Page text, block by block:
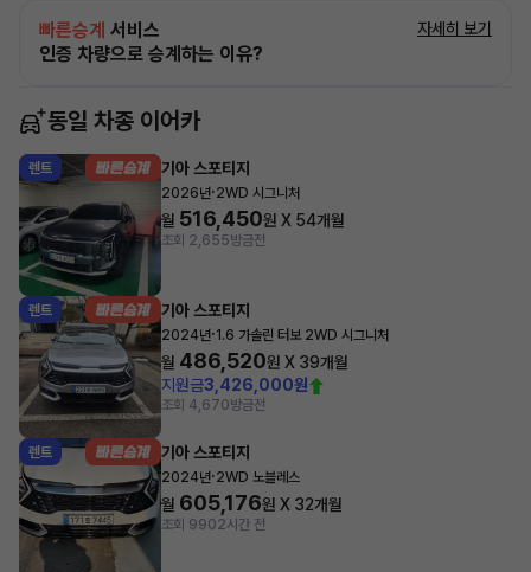
빠른승계 서비스
인증 차량으로 승계하는 이유?
자세히 보기
동일 차종 이어카
렌트 기아 스포티지
2026년·2WD 시그니처
월 516,450원 X 54개월
조회 2,655방금전
렌트 기아 스포티지
2024년·1.6 가솔린 터보 2WD 시그니처
월 486,520원 X 39개월
지원금3,426,000원
조회 4,670방금전
렌트 기아 스포티지
2024년·2WD 노블레스
월 605,176원 X 32개월
조회 9902시간 전